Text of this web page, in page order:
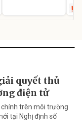
quyết thủ
điện tử
trên môi trường
tại Nghị định số